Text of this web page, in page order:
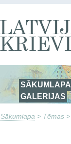
SĀKUMLAPA
GALERIJAS
Sākumlapa > Tēmas >